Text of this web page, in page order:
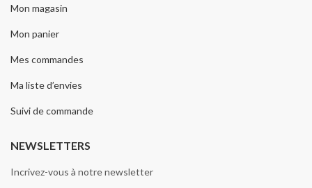
Mon magasin
Mon panier
Mes commandes
Ma liste d’envies
Suivi de commande
NEWSLETTERS
Incrivez-vous à notre newsletter